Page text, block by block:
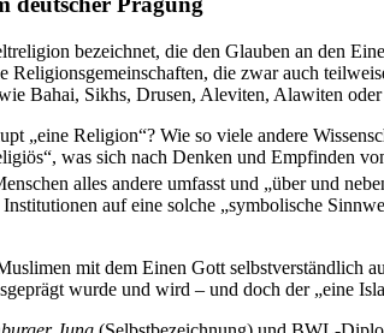
bezeichnet, die den Glauben an den
die zwar auch
Bahai, Sikhs, Drusen, Aleviten, Alawiten
„eine Religion“? Wie so viele andere
was sich nach Denken und Empfinden
alles andere umfasst und „über und
auf eine solche „symbolische
mit dem Einen Gott
wurde und wird – und doch der „eine